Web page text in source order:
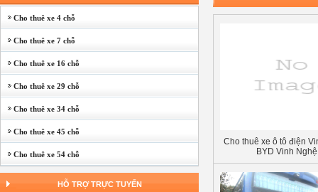
Cho thuê xe 4 chỗ
Cho thuê xe 7 chỗ
Cho thuê xe 16 chỗ
Cho thuê xe 29 chỗ
Cho thuê xe 34 chỗ
Cho thuê xe 45 chỗ
Cho thuê xe 54 chỗ
HỖ TRỢ TRỰC TUYẾN
Cho thuê xe ô tô điện
BYD Vinh